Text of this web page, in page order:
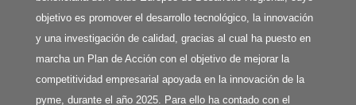
objetivo es promover el desarrollo tecnológico, la innovación
y una investigación de calidad, gracias al cual ha puesto en
marcha un Plan de Acción con el objetivo de mejorar la
competitividad empresarial apoyada en la innovación de la
pyme, durante el año 2025. Para ello ha contado con el